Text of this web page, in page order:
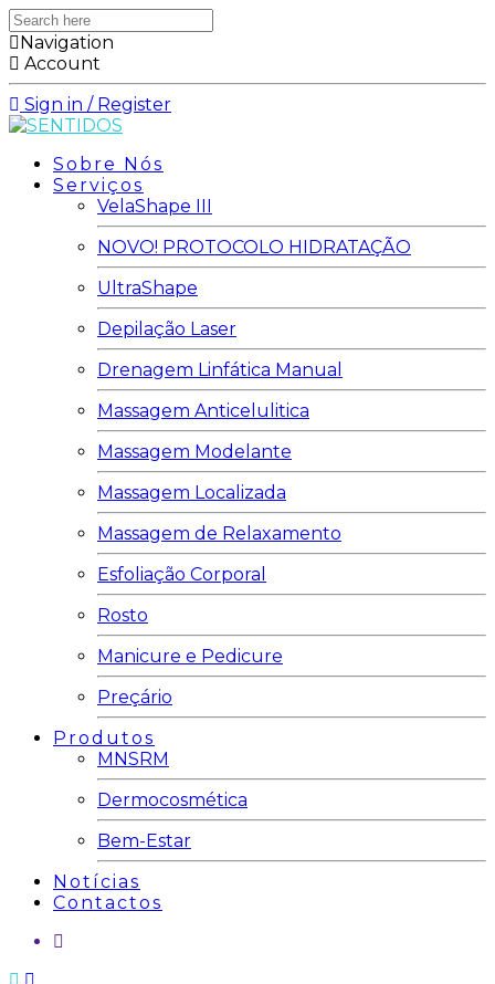
Search
here
Navigation
Account
Sign in / Register
Sobre Nós
Serviços
VelaShape III
NOVO! PROTOCOLO HIDRATAÇÃO
UltraShape
Depilação Laser
Drenagem Linfática Manual
Massagem Anticelulitica
Massagem Modelante
Massagem Localizada
Massagem de Relaxamento
Esfoliação Corporal
Rosto
Manicure e Pedicure
Preçário
Produtos
MNSRM
Dermocosmética
Bem-Estar
Notícias
Contactos